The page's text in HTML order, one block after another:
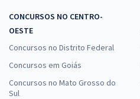
CONCURSOS NO CENTRO-
OESTE
Concursos no Distrito Federal
Concursos em Goiás
Concursos no Mato Grosso do
Sul